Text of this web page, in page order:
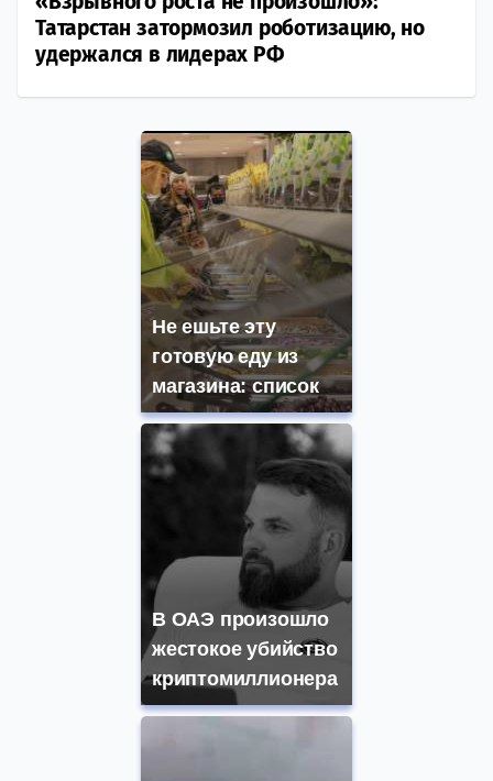
Татарстан затормозил роботизацию, но
удержался в лидерах РФ
Не ешьте эту
готовую еду из
магазина: список
В ОАЭ произошло
жестокое убийство
криптомиллионера